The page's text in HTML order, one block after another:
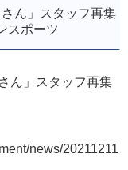
ん」スタッフ再集
スポーツ
ん」スタッフ再集
news/20211211